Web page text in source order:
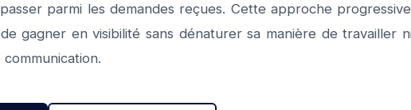
parmi les demandes reçues. Cette approche
gagner en visibilité sans dénaturer sa manière de travailler